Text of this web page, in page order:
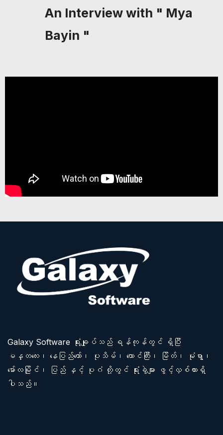
An Interview with " Mya
Bayin "
Galaxy Software ရုံးချုပ်သည် ရန်ကုန်တွင် ရှိပြီး
မန္တလေး၊ နေပြည်တော်၊ ပုသိမ်၊ တောင်ကြီး၊ မြိတ်၊ မုံရွာ၊
မော်လမြိုင်၊ ပြည် နှင့် ပုဂံ တို့တွင် ရုံးခွဲများ ဖွင့်လှစ်ထားရှိ
ပါသည်။